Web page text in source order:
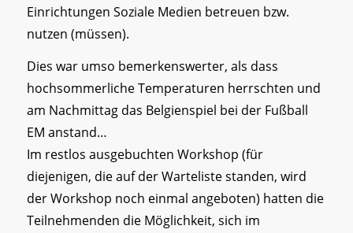
Einrichtungen Soziale Medien betreuen bzw.
nutzen (müssen).
Dies war umso bemerkenswerter, als dass
hochsommerliche Temperaturen herrschten und
am Nachmittag das Belgienspiel bei der Fußball
EM anstand…
Im restlos ausgebuchten Workshop (für
diejenigen, die auf der Warteliste standen, wird
der Workshop noch einmal angeboten) hatten die
Teilnehmenden die Möglichkeit, sich im